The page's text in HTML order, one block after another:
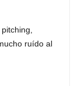
ruído al